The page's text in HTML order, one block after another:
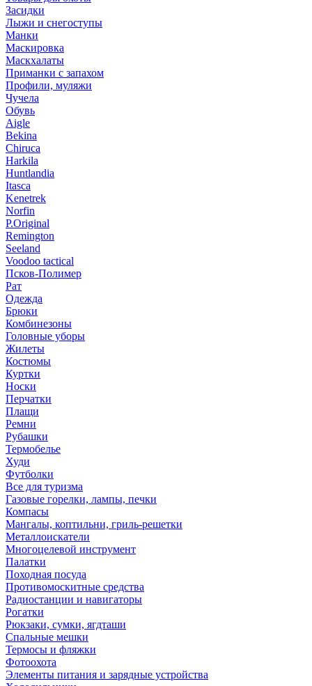
Засидки
Лыжи и снегоступы
Манки
Маскировка
Маскхалаты
Приманки с запахом
Профили, муляжи
Чучела
Обувь
Aigle
Bekina
Chiruсa
Harkila
Huntlandia
Itasca
Kenetrek
Norfin
P.Original
Remington
Seeland
Voodoo tactical
Псков-Полимер
Рат
Одежда
Брюки
Комбинезоны
Головные уборы
Жилеты
Костюмы
Куртки
Носки
Перчатки
Плащи
Ремни
Рубашки
Термобелье
Худи
Футболки
Все для туризма
Газовые горелки, лампы, печки
Компасы
Мангалы, коптильни, гриль-решетки
Металлоискатели
Многоцелевой инструмент
Палатки
Походная посуда
Противомоскитные средства
Радиостанции и навигаторы
Рогатки
Рюкзаки, сумки, ягдташи
Спальные мешки
Термосы и фляжки
Фотоохота
Элементы питания и зарядные устройства